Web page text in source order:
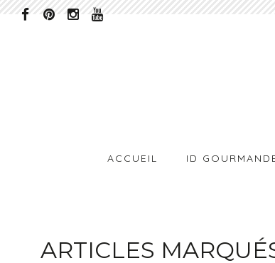
ACCUEIL ID
ARTICLES